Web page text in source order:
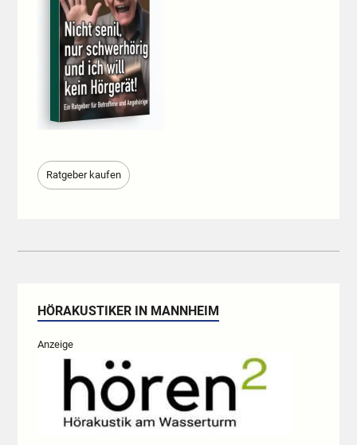
Ratgeber kaufen
HÖRAKUSTIKER IN MANNHEIM
Anzeige